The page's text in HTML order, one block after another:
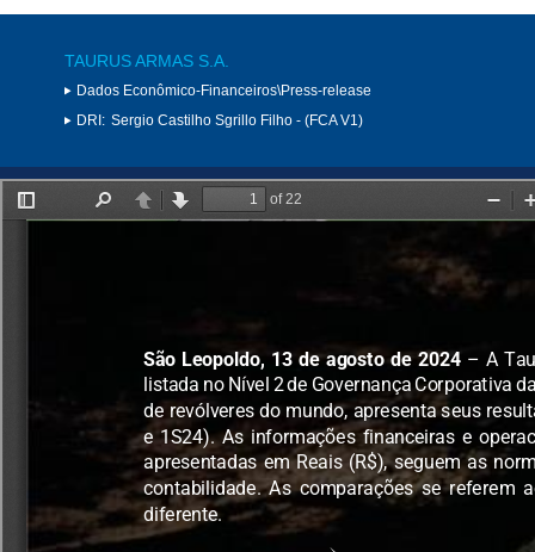
TAURUS ARMAS S.A.
Dados Econômico-Financeiros\Press-release
DRI: Sergio Castilho Sgrillo Filho - (FCA V1)